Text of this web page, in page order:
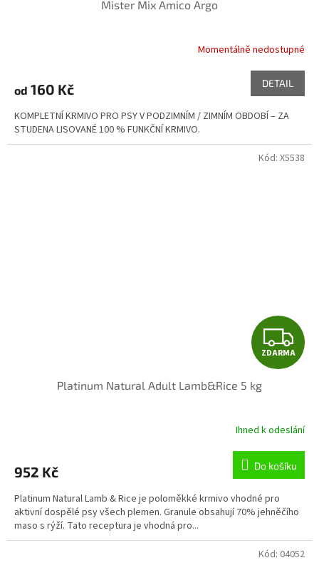
Mister Mix Amico Argo
je
z
5
hvězdiček.
Momentálně nedostupné
od 160 Kč DETAIL
KOMPLETNÍ KRMIVO PRO PSY V PODZIMNÍM / ZIMNÍM OBDOBÍ – ZA
STUDENA LISOVANÉ 100 % FUNKČNÍ KRMIVO.
Z
D
R
M
A
ZDARMA
Platinum Natural Adult Lamb&Rice 5 kg
je
z
5
hvězdiček.
Ihned k odeslání
952 Kč Do košíku
Platinum Natural Lamb & Rice je poloměkké krmivo vhodné pro
aktivní dospělé psy všech plemen. Granule obsahují 70% jehněčího
maso s rýží. Tato receptura je vhodná pro...
Kód: X5538
Kód: 04052